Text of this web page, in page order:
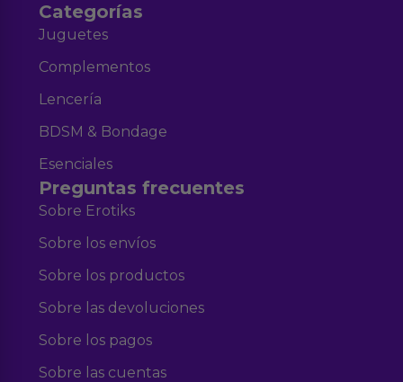
Categorías
Juguetes
Complementos
Lencería
BDSM & Bondage
Esenciales
Preguntas frecuentes
Sobre Erotiks
Sobre los envíos
Sobre los productos
Sobre las devoluciones
Sobre los pagos
Sobre las cuentas